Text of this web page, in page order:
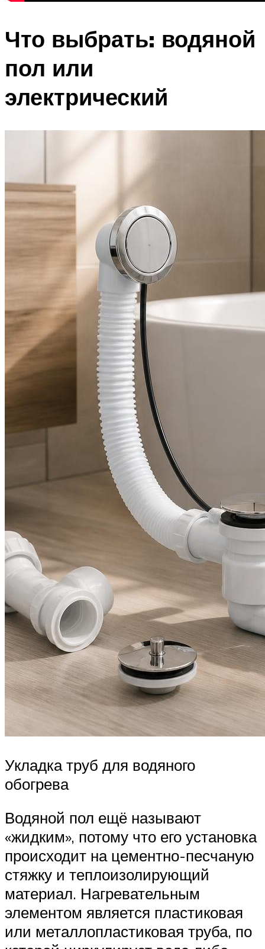
Что выбрать: водяной
пол или
электрический
Укладка труб для водяного
обогрева
Водяной пол ещё называют
«жидким», потому что его установка
происходит на цементно-песчаную
стяжку и теплоизолирующий
материал. Нагревательным
элементом является пластиковая
или металлопластиковая труба, по